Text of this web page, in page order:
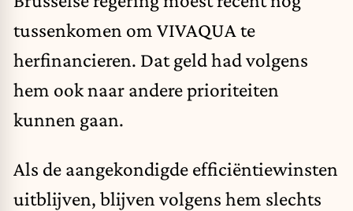
tussenkomen om VIVAQUA te
herfinancieren. Dat geld had volgens
hem ook naar andere prioriteiten
kunnen gaan.
Als de aangekondigde efficiëntiewinsten
uitblijven, blijven volgens hem slechts